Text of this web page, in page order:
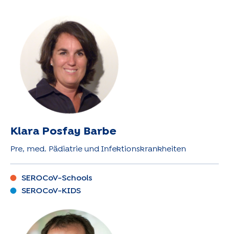
Klara Posfay Barbe
Pre, med. Pädiatrie und Infektionskrankheiten
SEROCoV-Schools
SEROCoV-KIDS